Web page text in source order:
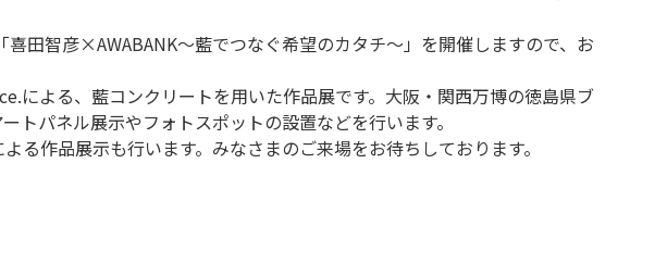
田智彦×AWABANK～藍でつなぐ希望のカタチ～」を開催しますので、お
による、藍コンクリートを用いた作品展です。大阪・関西万博の徳島県ブ
パネル展示やフォトスポットの設置などを行います。
作品展示も行います。みなさまのご来場をお待ちしております。